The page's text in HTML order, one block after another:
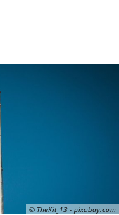
© TheKit_13 - pixabay.com